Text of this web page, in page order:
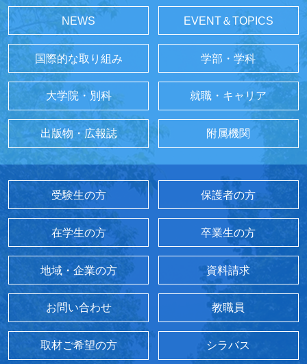
NEWS EVENT＆TOPICS
国際的な取り組み 学部・学科
大学院・別科 就職・キャリア
出版物・広報誌 附属機関
受験生の方 保護者の方
在学生の方 卒業生の方
地域・企業の方 資料請求
お問い合わせ 教職員
取材ご希望の方 シラバス